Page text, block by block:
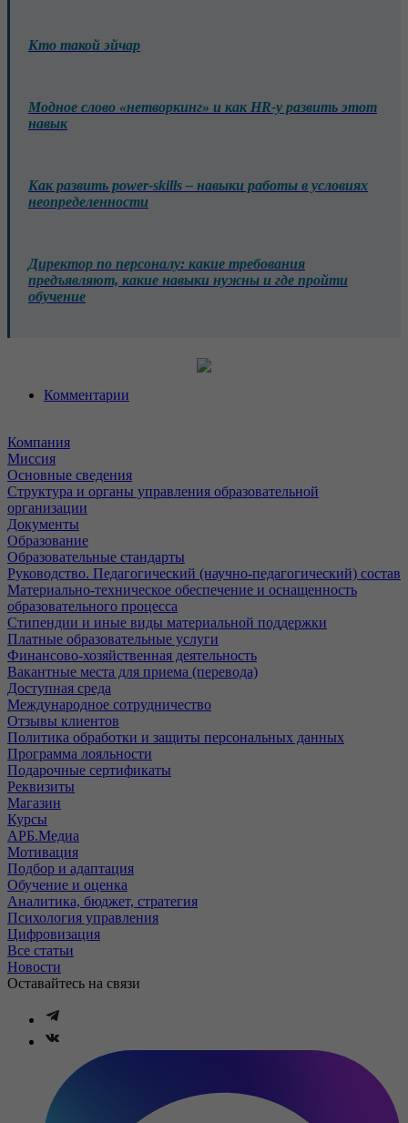
Кто такой эйчар
Модное слово «нетворкинг» и как HR-у развить этот
навык
Как развить power-skills – навыки работы в условиях
неопределенности
Директор по персоналу: какие требования
предъявляют, какие навыки нужны и где пройти
обучение
Комментарии
Компания
Миссия
Основные сведения
Структура и органы управления образовательной
организации
Документы
Образование
Образовательные стандарты
Руководство. Педагогический (научно-педагогический) состав
Материально-техническое обеспечение и оснащенность
образовательного процесса
Стипендии и иные виды материальной поддержки
Платные образовательные услуги
Финансово-хозяйственная деятельность
Вакантные места для приема (перевода)
Доступная среда
Международное сотрудничество
Отзывы клиентов
Политика обработки и защиты персональных данных
Программа лояльности
Подарочные сертификаты
Реквизиты
Магазин
Курсы
АРБ.Медиа
Мотивация
Подбор и адаптация
Обучение и оценка
Аналитика, бюджет, стратегия
Психология управления
Цифровизация
Все статьи
Новости
Оставайтесь на связи